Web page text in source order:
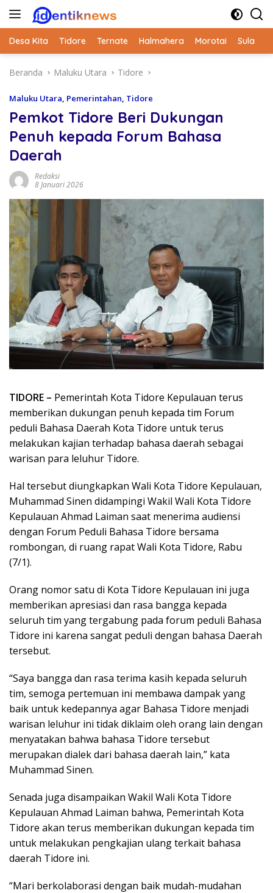
Langsung
Desa Kita Tidore Ternate Halmahera Morotai Sula
Beranda Maluku Utara Tidore
Maluku Utara, Pemerintahan, Tidore
Pemkot Tidore Beri Dukungan
Penuh kepada Forum Bahasa
Daerah
Redaksi
8 Januari 2026
TIDORE – Pemerintah Kota Tidore Kepulauan terus
memberikan dukungan penuh kepada tim Forum
peduli Bahasa Daerah Kota Tidore untuk terus
melakukan kajian terhadap bahasa daerah sebagai
warisan para leluhur Tidore.
Hal tersebut diungkapkan Wali Kota Tidore Kepulauan,
Muhammad Sinen didampingi Wakil Wali Kota Tidore
Kepulauan Ahmad Laiman saat menerima audiensi
dengan Forum Peduli Bahasa Tidore bersama
rombongan, di ruang rapat Wali Kota Tidore, Rabu
(7/1).
Orang nomor satu di Kota Tidore Kepulauan ini juga
memberikan apresiasi dan rasa bangga kepada
seluruh tim yang tergabung pada forum peduli Bahasa
Tidore ini karena sangat peduli dengan bahasa Daerah
tersebut.
“Saya bangga dan rasa terima kasih kepada seluruh
tim, semoga pertemuan ini membawa dampak yang
baik untuk kedepannya agar Bahasa Tidore menjadi
warisan leluhur ini tidak diklaim oleh orang lain dengan
menyatakan bahwa bahasa Tidore tersebut
merupakan dialek dari bahasa daerah lain,” kata
Muhammad Sinen.
Senada juga disampaikan Wakil Wali Kota Tidore
Kepulauan Ahmad Laiman bahwa, Pemerintah Kota
Tidore akan terus memberikan dukungan kepada tim
untuk melakukan pengkajian ulang terkait bahasa
daerah Tidore ini.
“Mari berkolaborasi dengan baik mudah-mudahan